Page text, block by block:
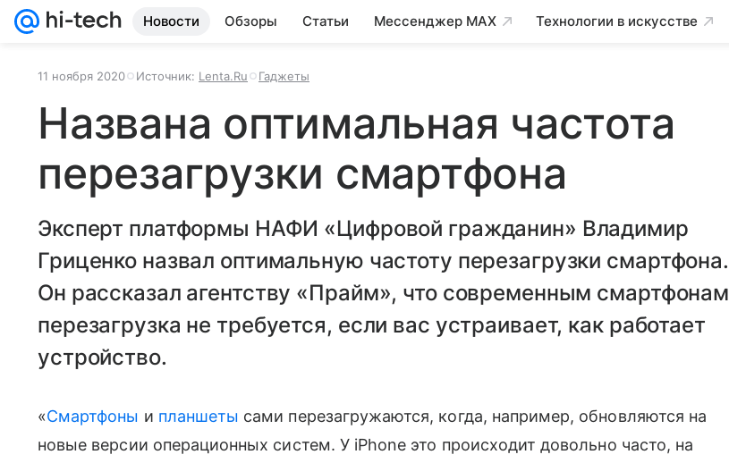
Новости Обзоры Статьи Мессенджер MAX Технологии в искусстве
11 ноября 2020 Источник: Lenta.Ru Гаджеты
Названа оптимальная частота
перезагрузки смартфона
Эксперт платформы НАФИ «Цифровой гражданин» Владимир
Гриценко назвал оптимальную частоту перезагрузки смартфона.
Он рассказал агентству «Прайм», что современным смартфонам
перезагрузка не требуется, если вас устраивает, как работает
устройство.
«Смартфоны и планшеты сами перезагружаются, когда, например, обновляются на
новые версии операционных систем. У iPhone это происходит довольно часто, на